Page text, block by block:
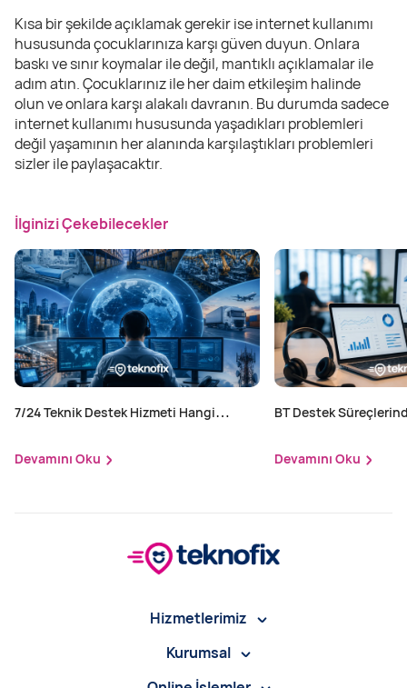
Kısa bir şekilde açıklamak gerekir ise internet kullanımı
hususunda çocuklarınıza karşı güven duyun. Onlara
baskı ve sınır koymalar ile değil, mantıklı açıklamalar ile
adım atın. Çocuklarınız ile her daim etkileşim halinde
olun ve onlara karşı alakalı davranın. Bu durumda sadece
internet kullanımı hususunda yaşadıkları problemleri
değil yaşamının her alanında karşılaştıkları problemleri
sizler ile paylaşacaktır.
İlginizi Çekebilecekler
7/24 Teknik Destek Hizmeti Hangi
Devamını Oku
BT Destek
Devamını Oku
Hizmetlerimiz
Kurumsal